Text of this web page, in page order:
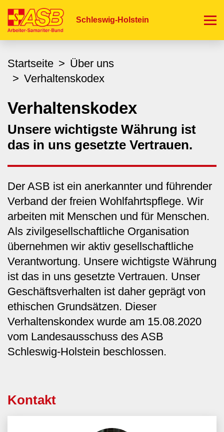
zum
Schleswig-Holstein
Startseite
Über uns
Verhaltenskodex
Verhaltenskodex
Unsere wichtigste Währung ist
das in uns gesetzte Vertrauen.
Der ASB ist ein anerkannter und führender
Verband der freien Wohlfahrtspflege. Wir
arbeiten mit Menschen und für Menschen.
Als zivilgesellschaftliche Organisation
übernehmen wir aktiv gesellschaftliche
Verantwortung. Unsere wichtigste Währung
ist das in uns gesetzte Vertrauen. Unser
Geschäftsverhalten ist daher geprägt von
ethischen Grundsätzen. Dieser
Verhaltenskondex wurde am 15.08.2020
vom Landesausschuss des ASB
Schleswig-Holstein beschlossen.
Kontakt